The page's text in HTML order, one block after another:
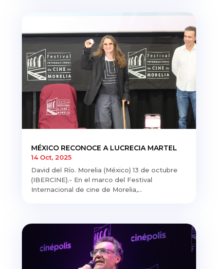
MÉXICO RECONOCE A LUCRECIA MARTEL
14 Oct, 2025
David del Río. Morelia (México) 13 de octubre
(IBERCINE).- En el marco del Festival
Internacional de cine de Morelia,...